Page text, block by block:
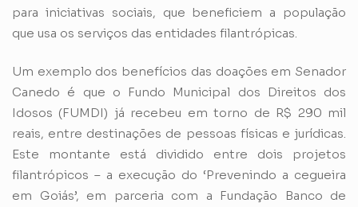
para iniciativas sociais, que beneficiem a população
que usa os serviços das entidades filantrópicas.
Um exemplo dos benefícios das doações em Senador
Canedo é que o Fundo Municipal dos Direitos dos
Idosos (FUMDI) já recebeu em torno de R$ 290 mil
reais, entre destinações de pessoas físicas e jurídicas.
Este montante está dividido entre dois projetos
filantrópicos – a execução do ‘Prevenindo a cegueira
em Goiás’, em parceria com a Fundação Banco de